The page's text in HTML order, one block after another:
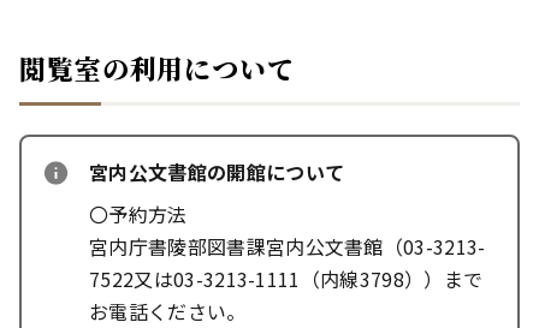
閲覧室の利用について
宮内公文書館の開館について
〇予約方法
宮内庁書陵部図書課宮内公文書館（03-3213-
7522又は03-3213-1111（内線3798））まで
お電話ください。